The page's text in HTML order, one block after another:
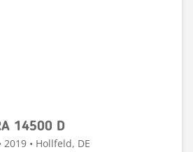
14500 D
• Hollfeld, DE